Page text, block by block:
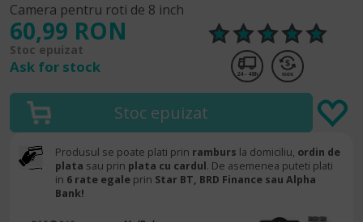
Camera pentru roti de 8 inch
60,99 RON
Stoc epuizat
Ask for stock 24 - 48h
Produsul se poate plati prin ramburs la domiciliu, ordin de
plata sau prin plata cu cardul. De asemenea puteti plati
in 6 rate egale prin Star BT, BRD Finance sau Alpha
Bank!